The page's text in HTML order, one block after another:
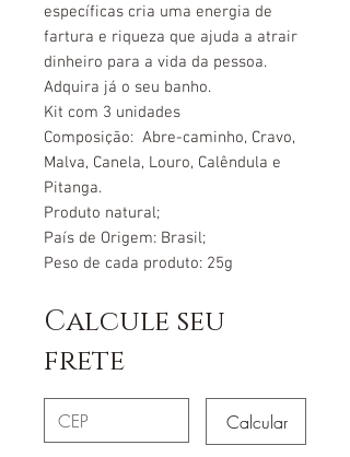
específicas cria uma energia de
fartura e riqueza que ajuda a atrair
dinheiro para a vida da pessoa.
Adquira já o seu banho.
Kit com 3 unidades
Composição: Abre-caminho, Cravo,
Malva, Canela, Louro, Calêndula e
Pitanga.
Produto natural;
País de Origem: Brasil;
Peso de cada produto: 25g
Calcule seu
frete
Calcular